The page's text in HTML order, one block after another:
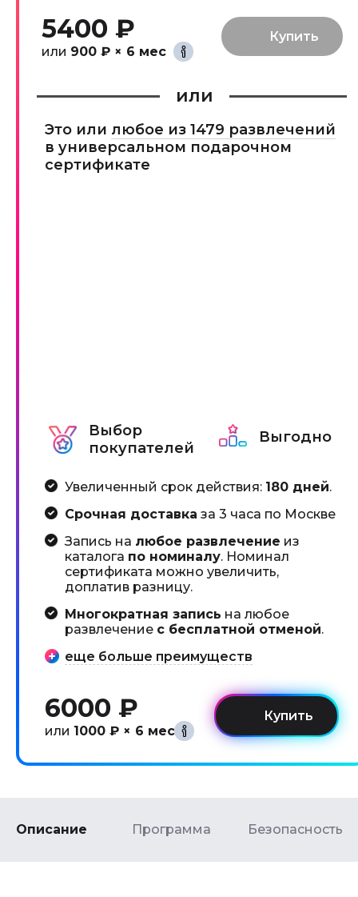
5400 ₽
или 900 ₽ × 6 мес
или
Это или любое из 1479 развлечений
в универсальном подарочном
сертификате
Выбор
покупателей
Выгодно
Увеличенный срок действия: 180 дней.
Срочная доставка за 3 часа по Москве
Запись на любое развлечение из
каталога по номиналу. Номинал
сертификата можно увеличить,
доплатив разницу.
Многократная запись на любое
развлечение с бесплатной отменой.
еще больше преимуществ
6000 ₽
или 1000 ₽ × 6 мес
Описание Программа Безопасность